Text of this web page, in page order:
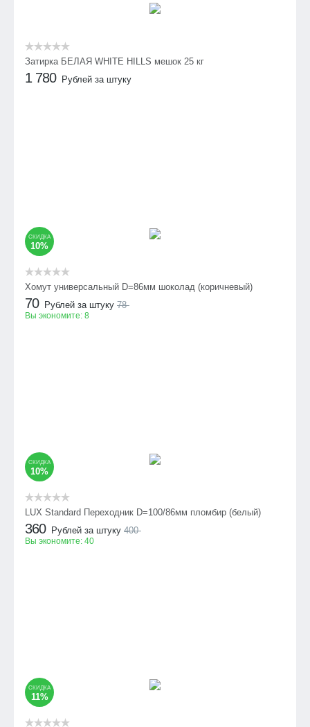
Затирка БЕЛАЯ WHITE HILLS мешок 25 кг
1 780 Рублей за штуку
СКИДКА
10%
Хомут универсальный D=86мм шоколад (коричневый)
70 Рублей за штуку 78
Вы экономите: 8
СКИДКА
10%
LUX Standard Переходник D=100/86мм пломбир (белый)
360 Рублей за штуку 400
Вы экономите: 40
СКИДКА
11%